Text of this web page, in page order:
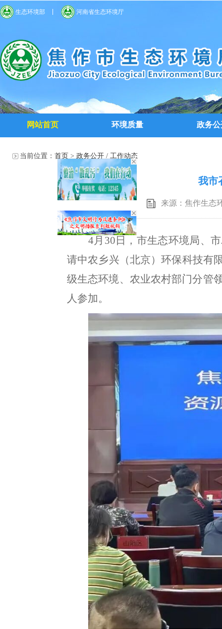
生态环境部 河南省生态环境厅
网站首页 环境质量 政务公
当前位置： 首页 > 政务公开 / 工作动态
我市
来源：焦作生态
4月30日 ， 市生态环境局、
请中农乡兴（北京）环保科技有
级生态环境、农业农村部门分管
人参加。